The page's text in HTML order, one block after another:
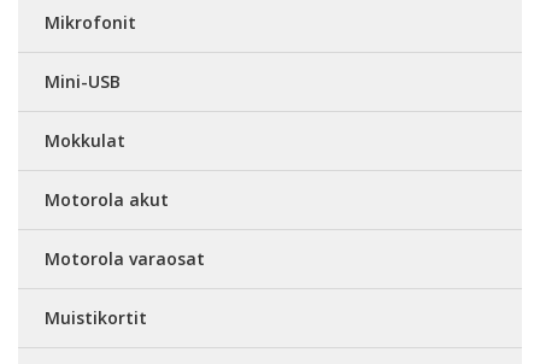
Mikrofonit
Mini-USB
Mokkulat
Motorola akut
Motorola varaosat
Muistikortit